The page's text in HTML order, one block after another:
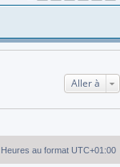
Aller à
Heures au format UTC+01:00